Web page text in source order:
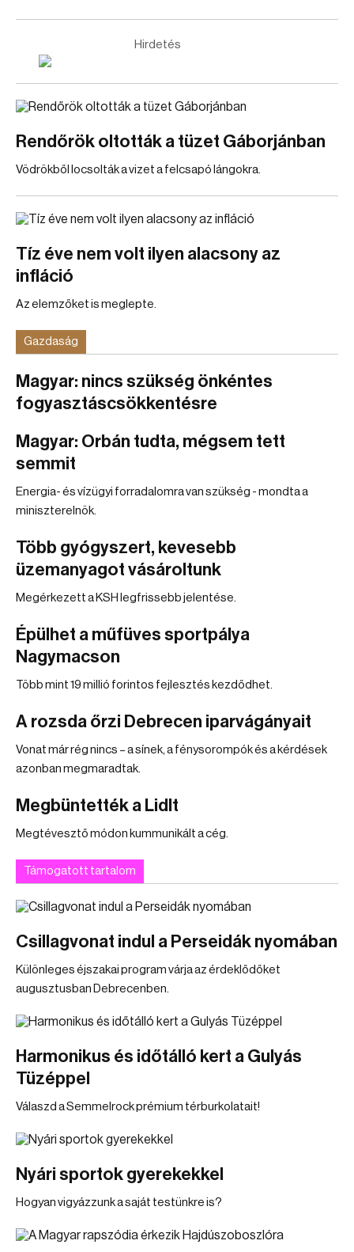
Hirdetés
Rendőrök oltották a tüzet Gáborjánban
Vödrökből locsolták a vizet a felcsapó lángokra.
Tíz éve nem volt ilyen alacsony az
infláció
Az elemzőket is meglepte.
Gazdaság
Magyar: nincs szükség önkéntes
fogyasztáscsökkentésre
Magyar: Orbán tudta, mégsem tett
semmit
Energia- és vízügyi forradalomra van szükség - mondta a
miniszterelnök.
Több gyógyszert, kevesebb
üzemanyagot vásároltunk
Megérkezett a KSH legfrissebb jelentése.
Épülhet a műfüves sportpálya
Nagymacson
Több mint 19 millió forintos fejlesztés kezdődhet.
A rozsda őrzi Debrecen iparvágányait
Vonat már rég nincs – a sínek, a fénysorompók és a kérdések
azonban megmaradtak.
Megbüntették a Lidlt
Megtévesztő módon kummunikált a cég.
Támogatott tartalom
Csillagvonat indul a Perseidák nyomában
Különleges éjszakai program várja az érdeklődőket
augusztusban Debrecenben.
Harmonikus és időtálló kert a Gulyás
Tüzéppel
Válaszd a Semmelrock prémium térburkolatait!
Nyári sportok gyerekekkel
Hogyan vigyázzunk a saját testünkre is?